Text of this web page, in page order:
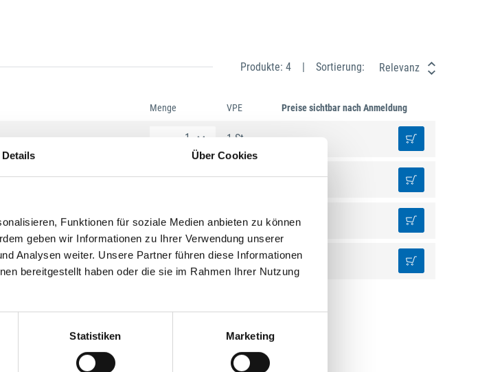
Details Über Cookies
Funktionen für soziale Medien anbieten zu können
geben wir Informationen zu Ihrer Verwendung unserer
Analysen weiter. Unsere Partner führen diese Informationen
bereitgestellt haben oder die sie im Rahmen Ihrer Nutzung
Statistiken Marketing
Produkte: 4 Sortierung: Relevanz
Menge VPE Preise sichtbar nach Anmeldung
1 St.
1 St.
1 St.
1 St.